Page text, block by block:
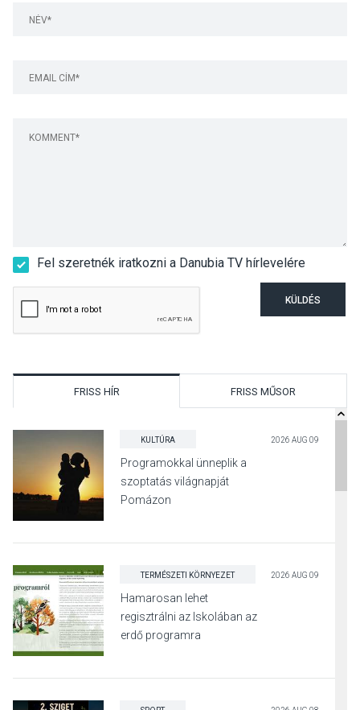
Fel szeretnék iratkozni a Danubia TV hírlevelére
KÜLDÉS
FRISS HÍR FRISS MŰSOR
KULTÚRA 2026 AUG 09
Programokkal ünneplik a
szoptatás világnapját
Pomázon
TERMÉSZETI KÖRNYEZET 2026 AUG 09
Hamarosan lehet
regisztrálni az Iskolában az
erdő programra